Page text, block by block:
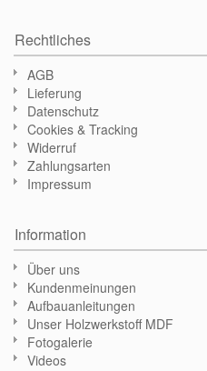
Rechtliches
AGB
Lieferung
Datenschutz
Cookies & Tracking
Widerruf
Zahlungsarten
Impressum
Information
Über uns
Kundenmeinungen
Aufbauanleitungen
Unser Holzwerkstoff MDF
Fotogalerie
Videos